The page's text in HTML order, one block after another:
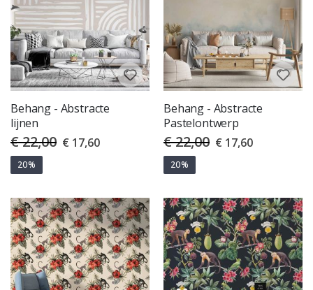
Behang - Abstracte
lijnen
€ 22,00 Special
Price
€ 17,60
20%
Behang - Abstracte
Pastelontwerp
€ 22,00 Special
Price
€ 17,60
20%